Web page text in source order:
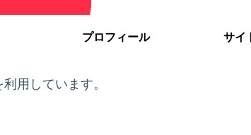
プロフィール サイ
用しています。